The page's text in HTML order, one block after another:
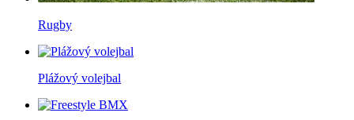
Rugby
Plážový volejbal